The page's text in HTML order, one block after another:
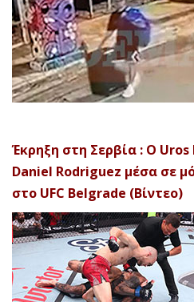
Έκρηξη στη Σερβία : Ο Uros
Daniel Rodriguez μέσα σε
στο UFC Belgrade (Βίντεο)